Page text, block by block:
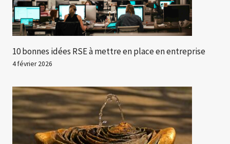
10 bonnes idées RSE à mettre en place en entreprise
4 février 2026